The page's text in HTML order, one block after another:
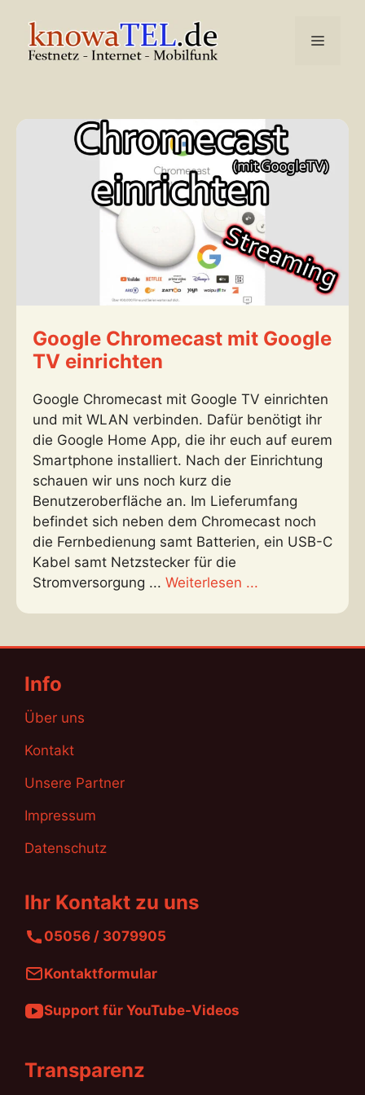
Inhalt
springen
Menü
Google Chromecast mit Google
TV einrichten
Google Chromecast mit Google TV einrichten
und mit WLAN verbinden. Dafür benötigt ihr
die Google Home App, die ihr euch auf eurem
Smartphone installiert. Nach der Einrichtung
schauen wir uns noch kurz die
Benutzeroberfläche an. Im Lieferumfang
befindet sich neben dem Chromecast noch
die Fernbedienung samt Batterien, ein USB-C
Kabel samt Netzstecker für die
Stromversorgung ... Weiterlesen ...
Info
Über uns
Kontakt
Unsere Partner
Impressum
Datenschutz
Ihr Kontakt zu uns
05056 / 3079905
Kontaktformular
Support für YouTube-Videos
Transparenz